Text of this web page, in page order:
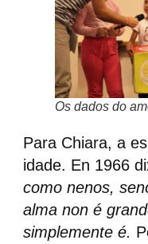
Os dados do
Para Chiara, a
idade. En 1966
como nenos,
alma non é
simplemente é.